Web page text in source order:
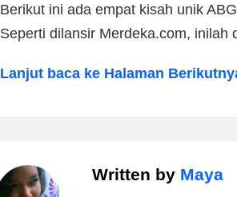
Berikut ini ada empat kisah unik
Seperti dilansir Merdeka.com, inilah
Lanjut baca ke Halaman
Written by Maya